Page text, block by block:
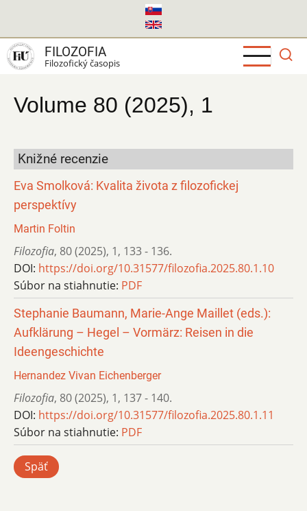
hlavný
obsah
FILOZOFIA
Filozofický časopis
Volume 80 (2025), 1
Knižné recenzie
Eva Smolková: Kvalita života z filozofickej
perspektívy
Martin Foltin
Filozofia, 80 (2025), 1, 133 - 136.
DOI: https://doi.org/10.31577/filozofia.2025.80.1.10
Súbor na stiahnutie: PDF
Stephanie Baumann, Marie-Ange Maillet (eds.):
Aufklärung – Hegel – Vormärz: Reisen in die
Ideengeschichte
Hernandez Vivan Eichenberger
Filozofia, 80 (2025), 1, 137 - 140.
DOI: https://doi.org/10.31577/filozofia.2025.80.1.11
Súbor na stiahnutie: PDF
Späť